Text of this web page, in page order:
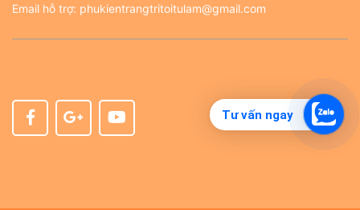
Tư vấn ngay
Email hỗ trợ: phukientrangtritoitulam@gmail.com